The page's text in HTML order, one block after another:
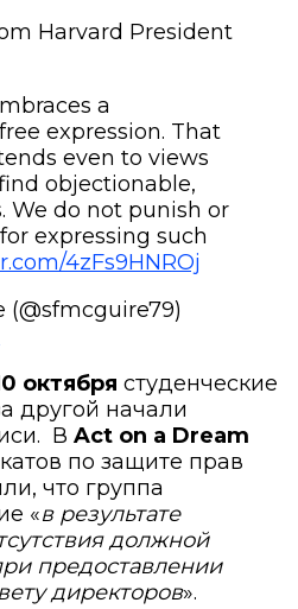
Harvard President
a
expression. That
even to views
objectionable,
We do not punish or
expressing such
4zFs9HNROj
(@sfmcguire79)
октября студенческие
другой начали
В Act on a Dream
по защите прав
что группа
«в результате
должной
предоставлении
директоров».